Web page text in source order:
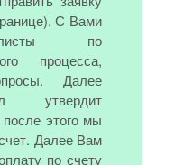
С Вами
по
процесса,
Далее
утвердит
этого мы
Далее Вам
по счету